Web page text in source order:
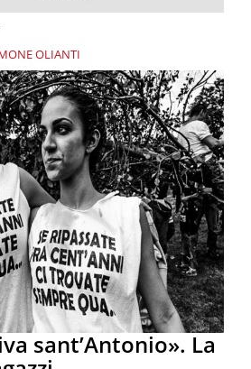
OLIANTI
sant’Antonio». La